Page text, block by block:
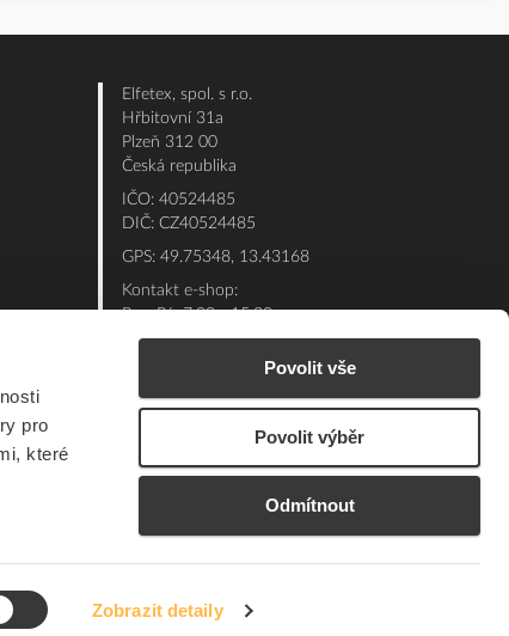
pro
které
Zobrazit detaily
Povolit vše
Povolit výběr
Odmítnout
Elfetex, spol. s r.o.
Hřbitovní 31a
Plzeň 312 00
Česká republika
IČO: 40524485
DIČ: CZ40524485
GPS: 49.75348, 13.43168
Kontakt e-shop:
Po - Pá: 7:00 - 15:30
E-mail:eshop@elfetex.cz